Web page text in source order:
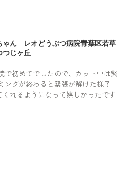
ん レオどうぶつ病院青葉区若草
じヶ丘
初めてでしたので、カット中は緊
ングが終わると緊張が解けた様子
れるようになって嬉しかったです